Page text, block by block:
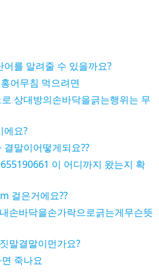
를 알려줄 수 있을까요?
어무침 먹으려면
상대방의손바닥을긁는행위는 무
에요?
말이어떻게되요??
이 어디까지 왔는지 확
걸은거에요??
손바닥을손가락으로긁는게무슨뜻
말결말이먼가요?
죽나요